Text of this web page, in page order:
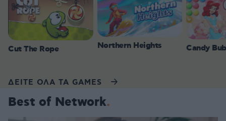
Cut The Rope Northern Heights Candy
ΔΕΙΤΕ ΟΛΑ ΤΑ GAMES
Best of Network